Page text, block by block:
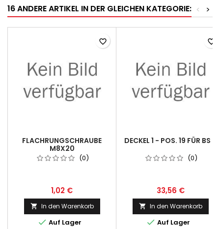
16 ANDERE ARTIKEL IN DER GLEICHEN KATEGORIE: >
<
FLACHRUNGSCHRAUBE
M8X20
(0)
1,02 €
 In den Warenkorb
 Auf Lager
favorite_border
DECKEL 1 - POS. 19 FÜR BS 3
(0)
33,56 €
 In den Warenkorb
 Auf Lager
favorite_border